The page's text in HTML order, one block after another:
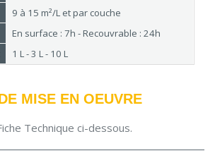
9 à 15 m²/L et par couche
En surface : 7h - Recouvrable : 24h
1 L - 3 L - 10 L
MISE EN OEUVRE
Technique ci-dessous.